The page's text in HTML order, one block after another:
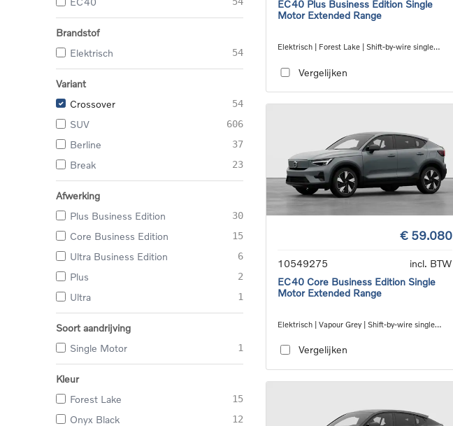
Brandstof
Elektrisch
54
Variant
Crossover
54
SUV 606
Berline 37
Break 23
Afwerking
Plus Business Edition
30
Core Business Edition 15
Ultra Business Edition 6
Plus 2
Ultra 1
Soort aandrijving
Single Motor
1
Kleur
Forest Lake
15
Onyx Black 12
EC40 Plus Business Edition Single
Motor Extended Range
Elektrisch | Forest Lake | Shift-by-wire single
Vergelijken
€ 59.080
10549275
incl. BTW
EC40 Core Business Edition Single
Motor Extended Range
Elektrisch | Vapour Grey | Shift-by-wire single
Vergelijken